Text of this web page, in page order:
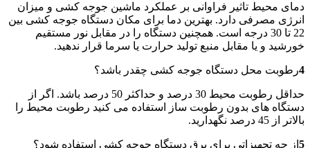
دمای محیط تاثیر فراوانی بر عملکرد ماشین جوجه کشی و میزان
انرژی مصرفی دارد. بهترین دما برای مکان دستگاه جوجه کشی بین
22 تا 30 درجه است. همچنین دستگاه را در مقابل نور مستقیم
خورشید و یا مقابل منبع تولید حرارت یا سرما قرار ندهید.
4رطوبت محل دستگاه جوجه کشی چقدر باشد؟
حداقل رطوبت محیط 30 درصد و حداکثر 50 درصد باشد. اگر از
دستگاه های بدون رطوبت ساز استفاده می کنید رطوبت محیط را
بالاتر از 45 درصد نگهدارید.
5 از چه تجهیزاتی برای برق دستگاه جوجه کشی استفاده شود؟